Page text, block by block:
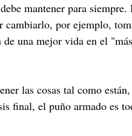
mantener para
por ejemplo,
una mejor vida en el
las cosas tal como
final, el puño armado es